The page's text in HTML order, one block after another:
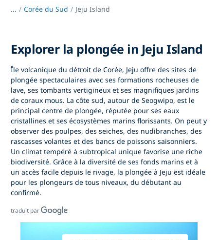
... / Corée du Sud Jeju Island
Explorer la plongée in Jeju Island
Île volcanique du détroit de Corée, Jeju offre des sites de
plongée spectaculaires avec ses formations rocheuses de
lave, ses tombants vertigineux et ses magnifiques jardins
de coraux mous. La côte sud, autour de Seogwipo, est le
principal centre de plongée, réputée pour ses eaux
cristallines et ses écosystèmes marins florissants. On peut y
observer des poulpes, des seiches, des nudibranches, des
rascasses volantes et des bancs de poissons saisonniers.
Un climat tempéré à subtropical unique favorise une riche
biodiversité. Grâce à la diversité de ses fonds marins et à
un accès facile depuis le rivage, la plongée à Jeju est idéale
pour les plongeurs de tous niveaux, du débutant au
confirmé.
traduit par